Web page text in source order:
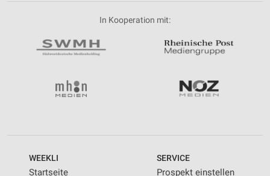
In Kooperation mit:
WEEKLI
Startseite
SERVICE
Prospekt einstellen